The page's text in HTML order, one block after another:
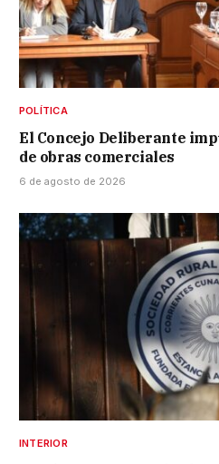
POLÍTICA
El Concejo Deliberante
de obras comerciales
6 de agosto de 2026
INTERIOR